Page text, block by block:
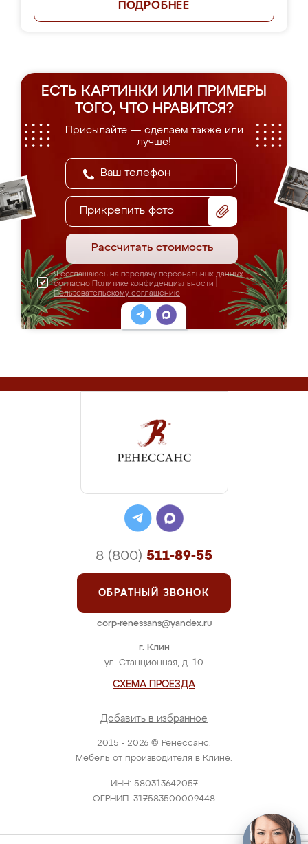
ПОДРОБНЕЕ
ЕСТЬ КАРТИНКИ ИЛИ ПРИМЕРЫ
ТОГО, ЧТО НРАВИТСЯ?
Присылайте — сделаем также или
лучше!
Прикрепить фото
Рассчитать стоимость
Я соглашаюсь на передачу персональных данных
согласно Политике конфиденциальности
Пользовательскому соглашению
2015 - 2026 © Ренессанс.
Мебель от производителя в Клине.
ИНН: 580313642057
ОГРНИП: 317583500009448
г. Клин
ул. Станционная, д. 10
СХЕМА ПРОЕЗДА
Добавить в избранное
8 (800) 511-89-55
ОБРАТНЫЙ ЗВОНОК
corp-renessans@yandex.ru